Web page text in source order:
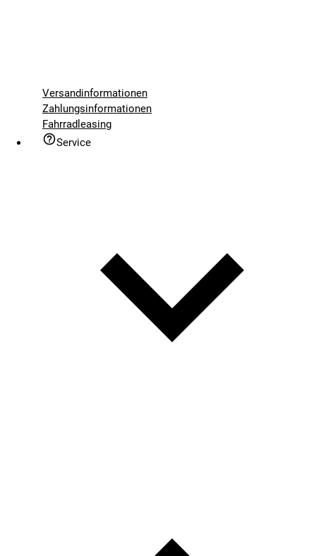
Versandinformationen
Zahlungsinformationen
Fahrradleasing
Service